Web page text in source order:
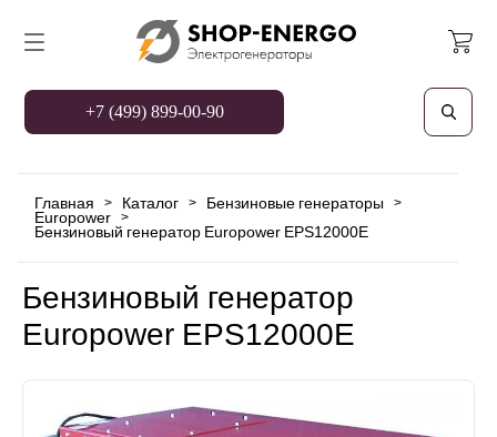
+7 (499) 899-00-90
Главная > Каталог > Бензиновые генераторы >
Europower >
Бензиновый генератор Europower EPS12000E
Бензиновый генератор
Europower EPS12000E